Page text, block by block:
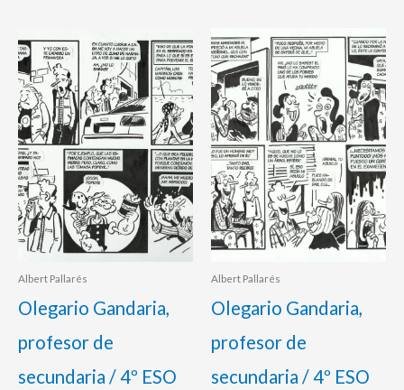
Albert Pallarés
Olegario Gandaria,
profesor de
secundaria / 4º ESO
Albert Pallarés
Olegario Gandaria,
profesor de
secundaria / 4º ESO